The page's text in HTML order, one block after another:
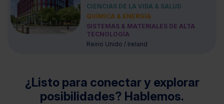
CIENCIAS DE LA VIDA & SALUD
QUÍMICA & ENERGÍA
SISTEMAS & MATERIALES DE ALTA
TECNOLOGÍA
Reino Unido / Ireland
¿Listo para conectar y explorar
posibilidades? Hablemos.